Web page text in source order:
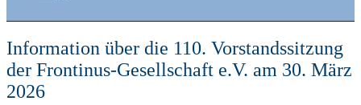
Information über die 110. Vorstandssitzung
der Frontinus-Gesellschaft e.V. am 30. März
2026